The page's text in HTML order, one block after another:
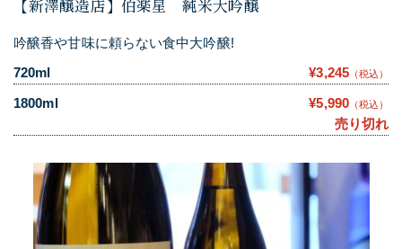
【新澤醸造店】伯楽星 純米大吟醸
吟醸香や甘味に頼らない食中大吟醸!
720ml
¥3,245 （税込）
1800ml ¥5,990 （税込）
売り切れ